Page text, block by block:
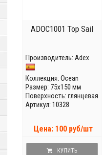
ADOC1001 Top Sail
Производитель: Adex
Коллекция: Ocean
Размер: 75x150 мм
Поверхность: глянцевая
Артикул: 10328
Цена: 100 руб/шт
КУПИТЬ